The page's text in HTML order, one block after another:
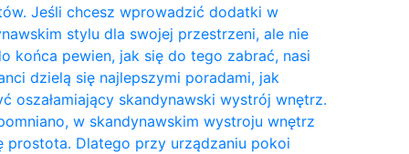
Jeśli chcesz wprowadzić dodatki w
stylu dla swojej przestrzeni, ale nie
końca pewien, jak się do tego zabrać, nasi
dzielą się najlepszymi poradami, jak
oszałamiający skandynawski wystrój wnętrz.
w skandynawskim wystroju wnętrz
prostota. Dlatego przy urządzaniu pokoi